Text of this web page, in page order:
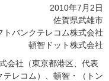
2010年7月2日
佐賀県武雄市
トバンクテレコム株式会社
頓智ドット株式会社
会社（東京都港区、代表
レコム）、頓智・（トン